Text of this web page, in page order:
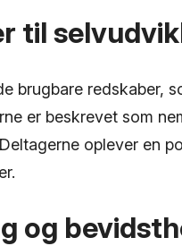
til
brugbare redskaber,
er beskrevet som
oplever en
og